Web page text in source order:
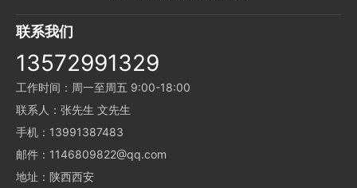
联系我们
13572991329
工作时间：周一至周五 9:00-18:00
联系人：张先生 文先生
手机：13991387483
邮件：1146809822@qq.com
地址：陕西西安